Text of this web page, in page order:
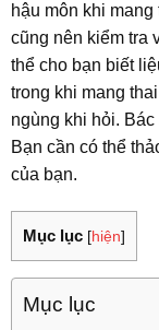
hậu môn khi
cũng nên kiểm tra
thể cho bạn biết
trong khi mang
ngùng khi hỏi.
Bạn cần có thể
của bạn.
Mục lục [hiện]
Mục lục